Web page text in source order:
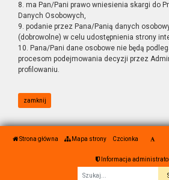
8. ma Pan/Pani prawo wniesienia skargi do
Danych Osobowych,
9. podanie przez Pana/Panią danych
(dobrowolne) w celu udostępnienia strony
10. Pana/Pani dane osobowe nie będą
procesom podejmowania decyzji przez
profilowaniu.
zamknij
Strona główna Mapa strony Czcionka
Informacja